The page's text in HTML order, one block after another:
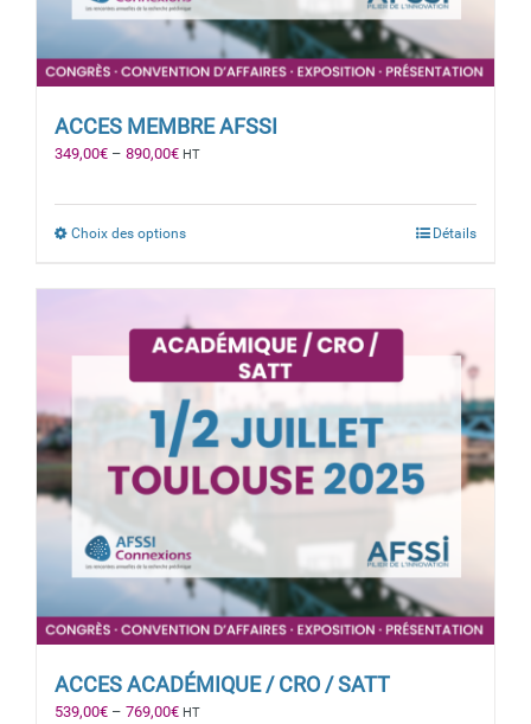
ACCES MEMBRE AFSSI
349,00€ – 890,00€ HT
Choix des options Détails
ACCES ACADÉMIQUE / CRO / SATT
539,00€ – 769,00€ HT